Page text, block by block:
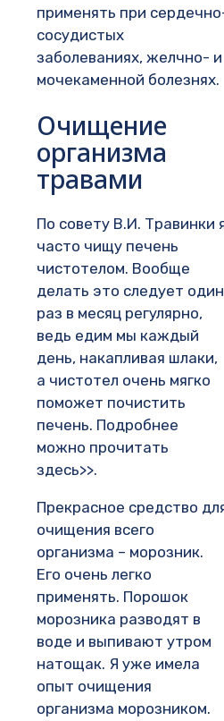
применять при
сосудистых
заболеваниях, желчно- и
мочекаменной болезнях.
Очищение
организма
травами
По совету В.И. Травинки
часто чищу печень
чистотелом. Вообще
делать это следует один
раз в месяц регулярно,
ведь едим мы каждый
день, накапливая шлаки,
а чистотел очень мягко
поможет почистить
печень. Подробнее
можно прочитать
здесь>>.
Прекрасное средство
очищения всего
организма – морозник.
Его очень легко
применять. Порошок
морозника разводят в
воде и выпивают утром
натощак. Я уже имела
опыт очищения
организма морозником.